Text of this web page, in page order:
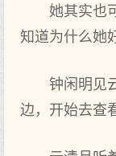
她其实也
知道为什么她
钟闲明见
边，开始去查